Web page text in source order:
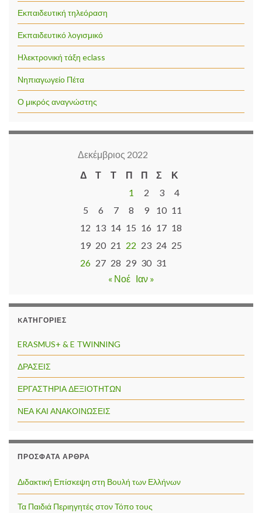
Εκπαιδευτική τηλεόραση
Εκπαιδευτικό λογισμικό
Ηλεκτρονική τάξη eclass
Νηπιαγωγείο Πέτα
Ο μικρός αναγνώστης
Δεκέμβριος 2022
Δ
Τ Τ Π Π Σ
Κ
1
2 3
4
5
6 7 8 9 10 11
12 13 14 15 16 17 18
19 20 21 22 23 24 25
26 27 28 29 30 31
« Νοέ Ιαν »
KΑΤΗΓΟΡΊΕΣ
ERASMUS+ & E TWINNING
ΔΡΑΣΕΙΣ
ΕΡΓΑΣΤΗΡΙΑ ΔΕΞΙΟΤΗΤΩΝ
ΝΕΑ ΚΑΙ ΑΝΑΚΟΙΝΩΣΕΙΣ
ΠΡΌΣΦΑΤΑ ΆΡΘΡΑ
Διδακτική Επίσκεψη στη Βουλή των Ελλήνων
Τα Παιδιά Περιηγητές στον Τόπο τους